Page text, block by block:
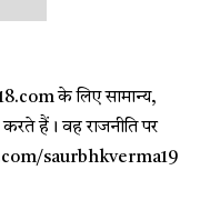
के लिए सामान्य,
करते हैं। वह राजनीति पर
saurbhkverma19